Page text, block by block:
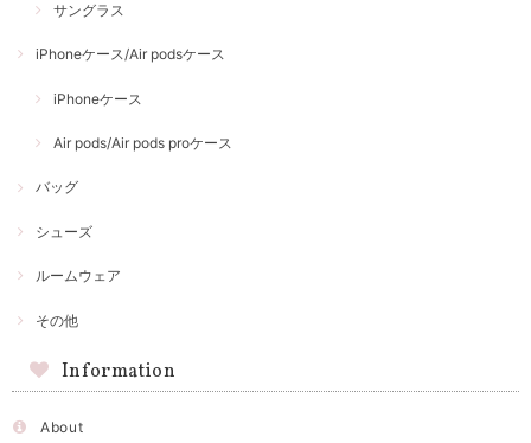
サングラス
iPhoneケース/Air podsケース
iPhoneケース
Air pods/Air pods proケース
バッグ
シューズ
ルームウェア
その他
Information
About